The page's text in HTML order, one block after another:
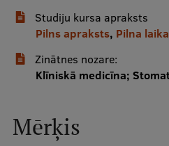
Studentu dzīve
Studiju norises vietas
Fakultātes
Stratēģija
Studiju kursa apraksts
Pilns apraksts, Pilna laika
Zinātnes nozare:
Klīniskā medicīna;
Mērķis